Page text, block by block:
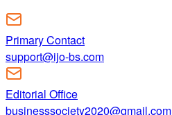
Primary Contact
support@ijo-bs.com
Editorial Office
businesssociety2020@gmail.com